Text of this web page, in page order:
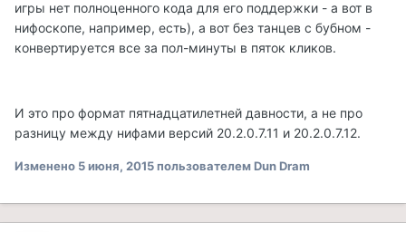
игры нет полноценного кода для его поддержки - а вот в
нифоскопе, например, есть), а вот без танцев с бубном -
конвертируется все за пол-минуты в пяток кликов.
И это про формат пятнадцатилетней давности, а не про
разницу между нифами версий 20.2.0.7.11 и 20.2.0.7.12.
Изменено 5 июня, 2015пользователем Dun Dram